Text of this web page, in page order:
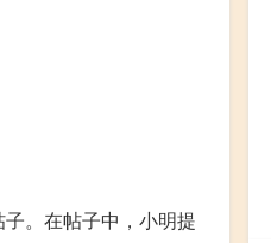
。在帖子中，小明提